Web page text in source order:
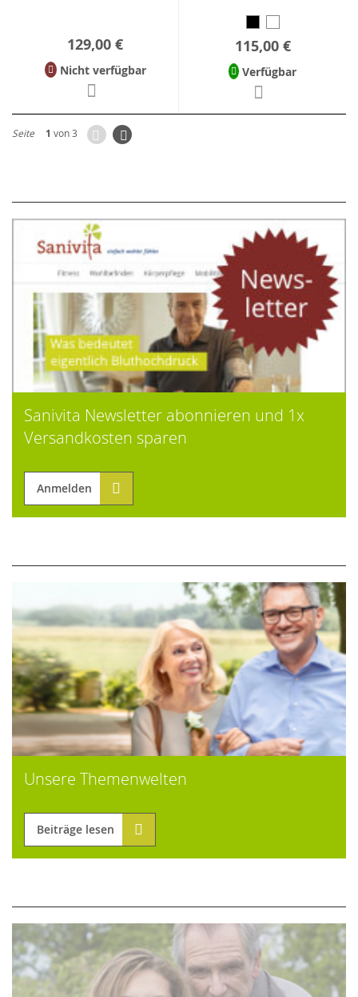
129,00 €
Nicht verfügbar
115,00 €
Verfügbar
Seite 1 von 3 ZurückSeite
Weiter
Sanivita Newsletter abonnieren und 1x
Versandkosten sparen
Anmelden
Unsere Themenwelten
Beiträge lesen